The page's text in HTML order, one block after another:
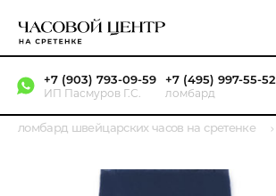
+7 (903) 793-09-59
ИП Пасмуров Г.С.
+7 (495) 997-55-52
ломбард
ломбард швейцарских часов на сретенке